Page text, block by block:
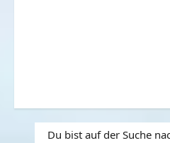
Du bist auf der Suche